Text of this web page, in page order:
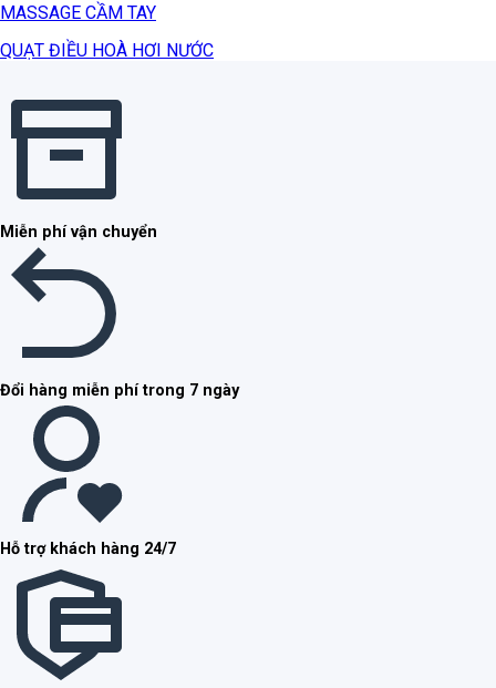
MASSAGE CẦM TAY
QUẠT ĐIỀU HOÀ HƠI NƯỚC
Miễn phí vận chuyển
Đổi hàng miễn phí trong 7 ngày
Hỗ trợ khách hàng 24/7